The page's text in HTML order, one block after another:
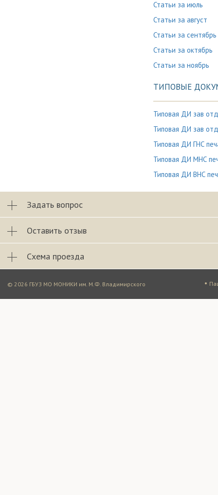
Статьи за июль
Статьи за август
Статьи за сентябрь
Статьи за октябрь
Статьи за ноябрь
ТИПОВЫЕ
Типовая ДИ зав
Типовая ДИ зав
Типовая ДИ ГНС
Типовая ДИ МНС
Типовая ДИ ВНС
Задать вопрос
Оставить отзыв
Схема проезда
© 2026 ГБУЗ МО МОНИКИ им. М.Ф. Владимирского •